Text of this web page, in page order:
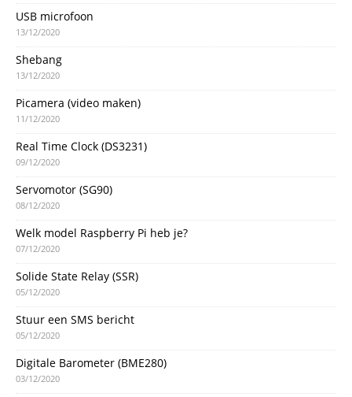
USB microfoon
13/12/2020
Shebang
13/12/2020
Picamera (video maken)
11/12/2020
Real Time Clock (DS3231)
09/12/2020
Servomotor (SG90)
08/12/2020
Welk model Raspberry Pi heb je?
07/12/2020
Solide State Relay (SSR)
05/12/2020
Stuur een SMS bericht
05/12/2020
Digitale Barometer (BME280)
03/12/2020